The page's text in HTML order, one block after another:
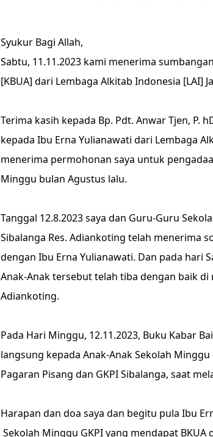
Syukur Bagi Allah,
Sabtu, 11.11.2023 kami menerima
[KBUA] dari Lembaga Alkitab Indonesia [LAI]
Terima kasih kepada Bp. Pdt. Anwar Tjen, P.
kepada Ibu Erna Yulianawati dari Lembaga
menerima permohonan saya untuk
Minggu bulan Agustus lalu.
Tanggal 12.8.2023 saya dan Guru-Guru
Sibalanga Res. Adiankoting telah menerima
dengan Ibu Erna Yulianawati. Dan pada hari
Anak-Anak tersebut telah tiba dengan baik di
Adiankoting.
Pada Hari Minggu, 12.11.2023, Buku Kabar
langsung kepada Anak-Anak Sekolah
Pagaran Pisang dan GKPI Sibalanga, saat
Harapan dan doa saya dan begitu pula Ibu
Sekolah Minggu GKPI yang mendapat